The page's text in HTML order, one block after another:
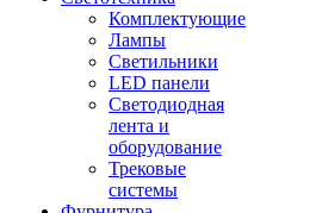
Комплектующие
Лампы
Светильники
LED панели
Светодиодная
лента и
оборудование
Трековые
системы